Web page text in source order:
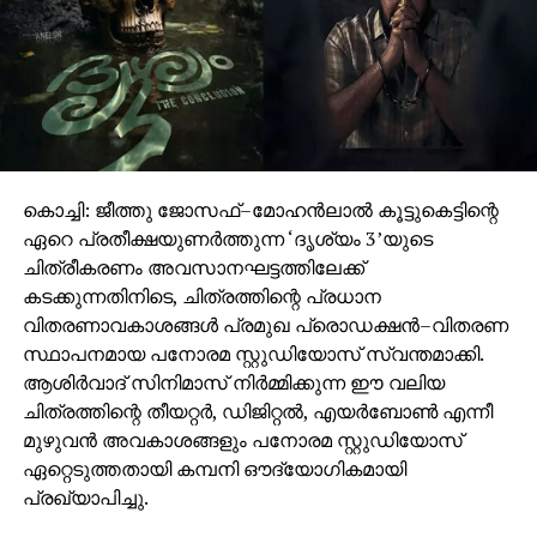
കൊച്ചി: ജീത്തു ജോസഫ്–മോഹൻലാൽ കൂട്ടുകെട്ടിന്റെ
ഏറെ പ്രതീക്ഷയുണർത്തുന്ന ‘ദൃശ്യം 3’യുടെ
ചിത്രീകരണം അവസാനഘട്ടത്തിലേക്ക്
കടക്കുന്നതിനിടെ, ചിത്രത്തിന്റെ പ്രധാന
വിതരണാവകാശങ്ങൾ പ്രമുഖ പ്രൊഡക്ഷൻ–വിതരണ
സ്ഥാപനമായ പനോരമ സ്റ്റുഡിയോസ് സ്വന്തമാക്കി.
ആശിർവാദ് സിനിമാസ് നിർമ്മിക്കുന്ന ഈ വലിയ
ചിത്രത്തിന്റെ തീയറ്റർ, ഡിജിറ്റൽ, എയർബോൺ എന്നീ
മുഴുവൻ അവകാശങ്ങളും പനോരമ സ്റ്റുഡിയോസ്
ഏറ്റെടുത്തതായി കമ്പനി ഔദ്യോഗികമായി
പ്രഖ്യാപിച്ചു.